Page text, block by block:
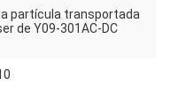
partícula transportada
de Y09-301AC-DC